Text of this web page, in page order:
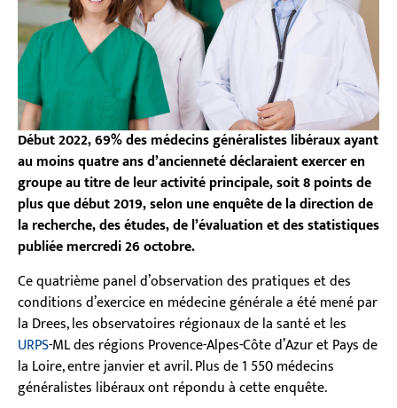
Début 2022, 69% des médecins généralistes libéraux ayant
au moins quatre ans d’ancienneté déclaraient exercer en
groupe au titre de leur activité principale, soit 8 points de
plus que début 2019, selon une enquête de la direction de
la recherche, des études, de l’évaluation et des statistiques
publiée mercredi 26 octobre.
Ce quatrième panel d’observation des pratiques et des
conditions d’exercice en médecine générale a été mené par
la Drees, les observatoires régionaux de la santé et les
URPS-ML des régions Provence-Alpes-Côte d’Azur et Pays de
la Loire, entre janvier et avril. Plus de 1 550 médecins
généralistes libéraux ont répondu à cette enquête.